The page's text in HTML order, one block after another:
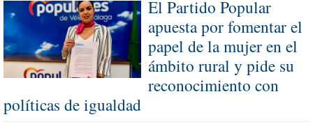
El Partido Popular
apuesta por fomentar el
papel de la mujer en el
ámbito rural y pide su
reconocimiento con
políticas de igualdad